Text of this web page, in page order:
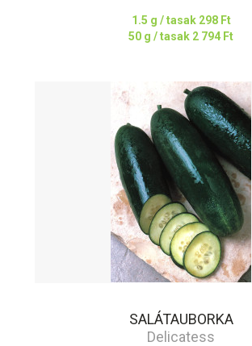
1.5 g / tasak 298 Ft
50 g / tasak 2 794 Ft
SALÁTAUBORKA
Delicatess